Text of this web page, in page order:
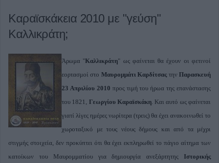
Καραϊσκάκεια 2010 με "γεύση"
Καλλικράτη;
Άρωμα "Καλλικράτη" ως φαίνεται θα έχουν οι φετινοί
εορτασμοί στο Μαυρομμάτι ΚαρδίτσαςτηνΠαρασκευή
23 Απριλίου 2010 προς τιμή του ήρωα της επανάστασης
του 1821, Γεωργίου Καραϊσκάκη. Και αυτό ως φαίνεται
γιατί λίγες ημέρες νωρίτερα (τρεις) θα έχει ανακοινωθεί το
χωροταξικό με τους νέους δήμους και από τα μέχρι
στιγμής στοιχεία, δεν προκύπτει ότι θα έχει εκπληρωθεί το πάγιο αίτημα των
κατοίκων του Μαυρομματίου για δημιουργία ανεξάρτητης Ιστορικής